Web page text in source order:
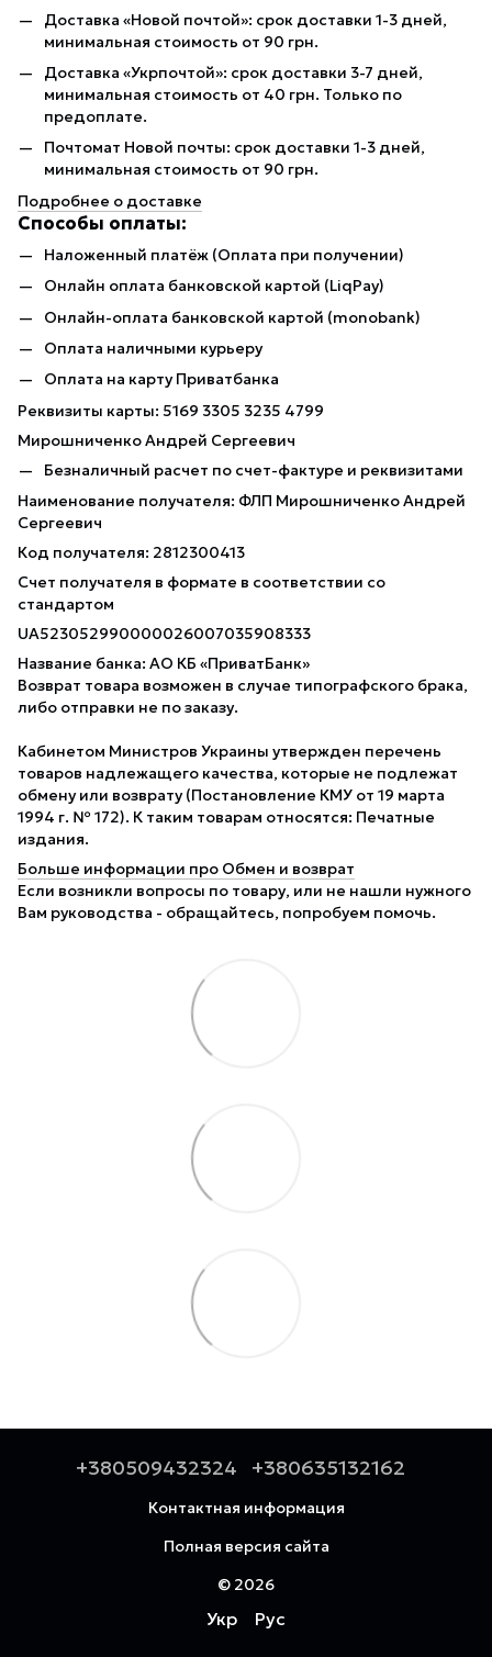
Доставка «Новой почтой»: срок доставки 1-3 дней,
минимальная стоимость от 90 грн.
Доставка «Укрпочтой»: срок доставки 3-7 дней,
минимальная стоимость от 40 грн. Только по
предоплате.
Почтомат Новой почты: срок доставки 1-3 дней,
минимальная стоимость от 90 грн.
Подробнее о доставке
Способы оплаты:
Наложенный платёж (Оплата при получении)
Онлайн оплата банковской картой (LiqPay)
Онлайн-оплата банковской картой (monobank)
Оплата наличными курьеру
Оплата на карту Приватбанка
Реквизиты карты: 5169 3305 3235 4799
Мирошниченко Андрей Сергеевич
Безналичный расчет по счет-фактуре и реквизитами
Наименование получателя: ФЛП Мирошниченко Андрей
Сергеевич
Код получателя: 2812300413
Счет получателя в формате в соответствии со
стандартом
UA523052990000026007035908333
Название банка: АО КБ «ПриватБанк»
Возврат товара возможен в случае типографского брака,
либо отправки не по заказу.
Кабинетом Министров Украины утвержден перечень
товаров надлежащего качества, которые не подлежат
обмену или возврату (Постановление КМУ от 19 марта
1994 г. № 172). К таким товарам относятся: Печатные
издания.
Больше информации про Обмен и возврат
Если возникли вопросы по товару, или не нашли нужного
Вам руководства - обращайтесь, попробуем помочь.
+380509432324 +380635132162
Контактная информация
Полная версия сайта
© 2026
Укр Рус